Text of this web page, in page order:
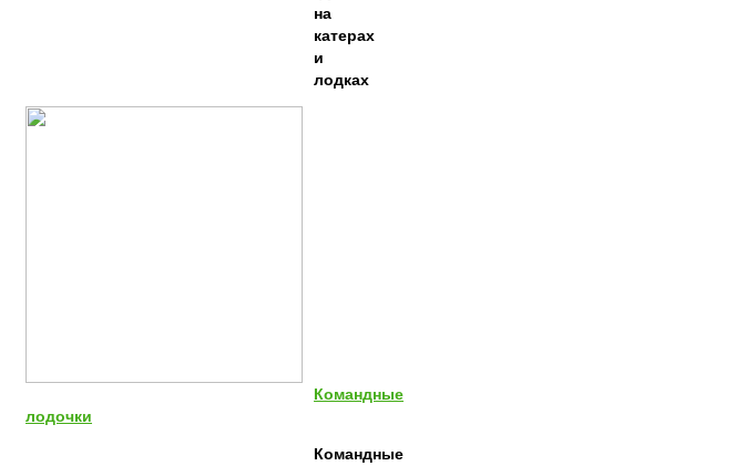
на
катерах
и
лодках
Командные
лодочки
Командные